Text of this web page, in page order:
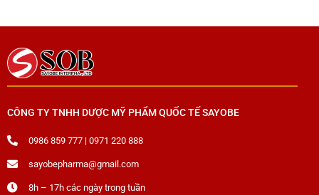
CÔNG TY TNHH DƯỢC MỸ PHẨM QUỐC TẾ SAYOBE
0986 859 777 | 0971 220 888
sayobepharma@gmail.com
8h – 17h các ngày trong tuần